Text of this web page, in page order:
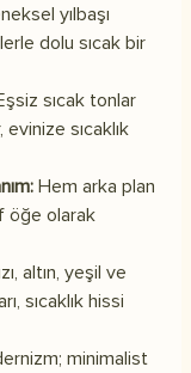
yılbaşı
dolu sıcak bir
sıcak tonlar
sıcaklık
Hem arka plan
öğe olarak
altın, yeşil ve
sıcaklık hissi
minimalist